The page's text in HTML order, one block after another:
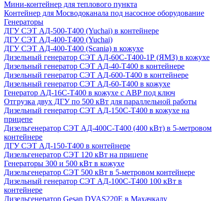
Мини-контейнер для теплового пункта
Контейнер для Мосводоканала под насосное оборудование
Генераторы
ДГУ СЭТ АД-500-Т400 (Yuchai) в контейнере
ДГУ СЭТ АД-400-Т400 (Yuchai)
ДГУ СЭТ АД-400-Т400 (Scania) в кожухе
Дизельный генератор СЭТ АД-60С-Т400-1Р (ЯМЗ) в кожухе
Дизельный генератор СЭТ АД-40-Т400 в контейнере
Дизельный генератор СЭТ АД-600-Т400 в контейнере
Дизельный генератор СЭТ АД-60-Т400 в кожухе
Генератор АД-16С-Т400 в кожухе с АВР под ключ
Отгрузка двух ДГУ по 500 кВт для параллельной работы
Дизельный генератор СЭТ АД-150С-Т400 в кожухе на
прицепе
Дизельгенератор СЭТ АД-400С-Т400 (400 кВт) в 5-метровом
контейнере
ДГУ СЭТ АД-150-Т400 в контейнере
Дизельгенератор СЭТ 120 кВт на прицепе
Генераторы 300 и 500 кВт в кожухе
Дизельгенератор СЭТ 500 кВт в 5-метровом контейнере
Дизельный генератор СЭТ АД-100С-Т400 100 кВт в
контейнере
Дизельгенератор Gesan DVAS220E в Махачкалу